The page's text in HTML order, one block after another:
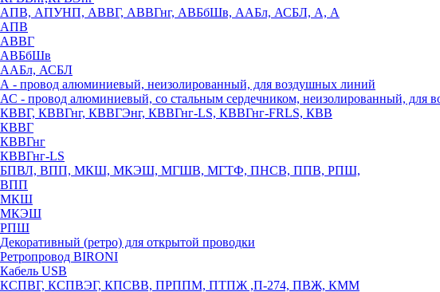
АПВ, АПУНП, АВВГ, АВВГнг, АВБбШв, ААБл, АСБЛ, А, А
АПВ
АВВГ
АВБбШв
ААБл, АСБЛ
А - провод алюминиевый, неизолированный, для воздушных линий
АС - провод алюминиевый, со стальным сердечником, неизолированный, для
КВВГ, КВВГнг, КВВГЭнг, КВВГнг-LS, КВВГнг-FRLS, КВВ
КВВГ
КВВГнг
КВВГнг-LS
БПВЛ, ВПП, МКШ, МКЭШ, МГШВ, МГТФ, ПНСВ, ППВ, РПШ,
ВПП
МКШ
МКЭШ
РПШ
Декоративный (ретро) для открытой проводки
Ретропровод BIRONI
Кабель USB
КСПВГ, КСПВЭГ, КПСВВ, ПРППМ, ПТПЖ ,П-274, ПВЖ, КММ